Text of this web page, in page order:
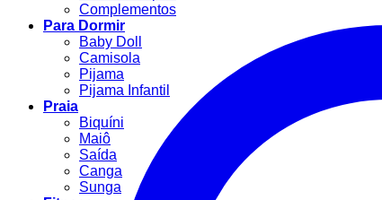
Complementos
Para Dormir
Baby Doll
Camisola
Pijama
Pijama Infantil
Praia
Biquíni
Maiô
Saída
Canga
Sunga